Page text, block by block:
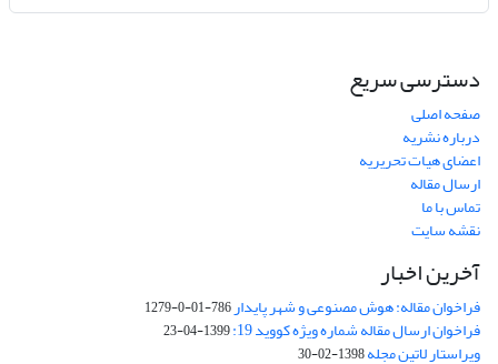
دسترسی سریع
صفحه اصلی
درباره نشریه
اعضای هیات تحریریه
ارسال مقاله
تماس با ما
نقشه سایت
آخرین اخبار
فراخوان مقاله: هوش مصنوعی و شهر پایدار786-01-0-1279
فراخوان ارسال مقاله شماره ویژه کووید 19: 1399-04-23
ویراستار لاتین مجله1398-02-30